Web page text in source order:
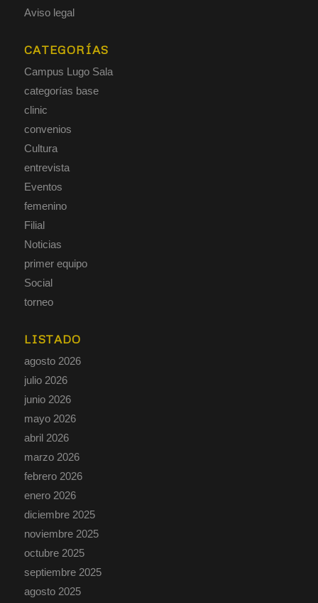
Aviso legal
CATEGORÍAS
Campus Lugo Sala
categorías base
clinic
convenios
Cultura
entrevista
Eventos
femenino
Filial
Noticias
primer equipo
Social
torneo
LISTADO
agosto 2026
julio 2026
junio 2026
mayo 2026
abril 2026
marzo 2026
febrero 2026
enero 2026
diciembre 2025
noviembre 2025
octubre 2025
septiembre 2025
agosto 2025